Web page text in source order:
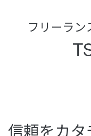
フリーラン
信頼をカタ